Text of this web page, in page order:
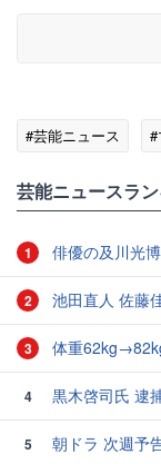
#芸能ニュース
芸能ニュースラ
1 俳優の及川光
2 池田直人 佐藤
3 体重
4 黒木啓司氏 逮
5
朝ドラ 次週予